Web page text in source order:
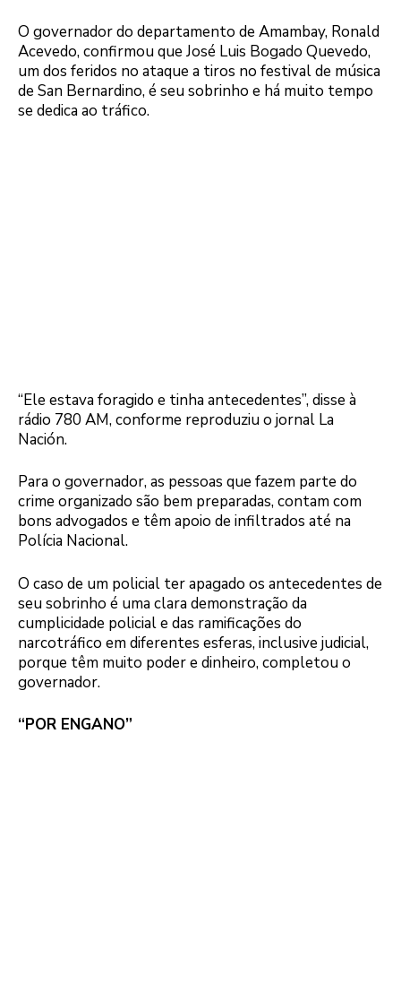
O governador do departamento de Amambay, Ronald
Acevedo, confirmou que José Luis Bogado Quevedo,
um dos feridos no ataque a tiros no festival de música
de San Bernardino, é seu sobrinho e há muito tempo
se dedica ao tráfico.
“Ele estava foragido e tinha antecedentes”, disse à
rádio 780 AM, conforme reproduziu o jornal La
Nación.
Para o governador, as pessoas que fazem parte do
crime organizado são bem preparadas, contam com
bons advogados e têm apoio de infiltrados até na
Polícia Nacional.
O caso de um policial ter apagado os antecedentes de
seu sobrinho é uma clara demonstração da
cumplicidade policial e das ramificações do
narcotráfico em diferentes esferas, inclusive judicial,
porque têm muito poder e dinheiro, completou o
governador.
“POR ENGANO”